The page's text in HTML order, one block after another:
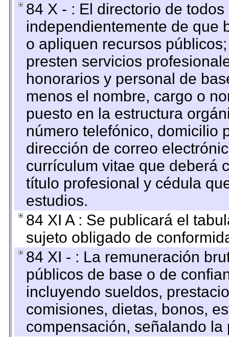
84 X - : El directorio de
independientemente de que
o apliquen recursos
presten servicios
honorarios y personal de
menos el nombre, cargo o
puesto en la estructura
número telefónico, domicilio
dirección de correo
currículum vitae que deberá
título profesional y cédula
estudios.
84 XI A : Se publicará el
sujeto obligado de
84 XI - : La remuneración
públicos de base o de
incluyendo sueldos,
comisiones, dietas, bonos,
compensación, señalando